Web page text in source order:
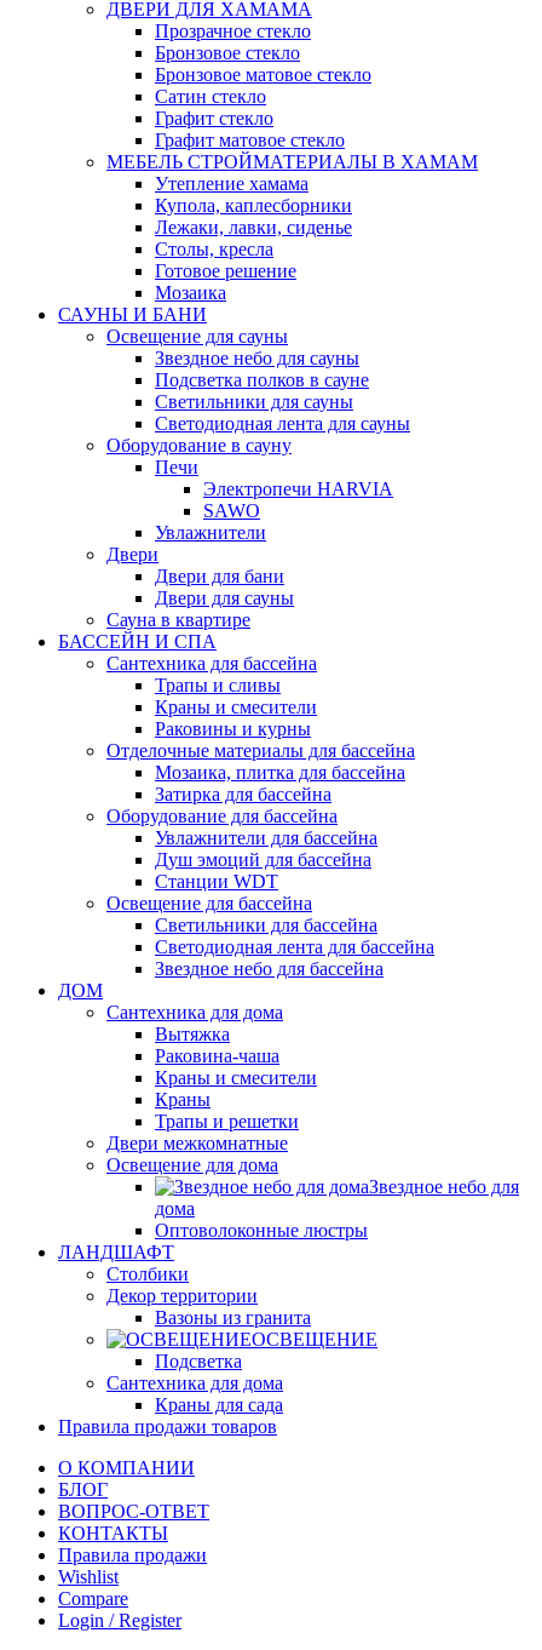
ДВЕРИ ДЛЯ ХАМАМА
Прозрачное стекло
Бронзовое стекло
Бронзовое матовое стекло
Сатин стекло
Графит стекло
Графит матовое стекло
МЕБЕЛЬ СТРОЙМАТЕРИАЛЫ В ХАМАМ
Утепление хамама
Купола, каплесборники
Лежаки, лавки, сиденье
Столы, кресла
Готовое решение
Мозаика
САУНЫ И БАНИ
Освещение для сауны
Звездное небо для сауны
Подсветка полков в сауне
Светильники для сауны
Светодиодная лента для сауны
Оборудование в сауну
Печи
Электропечи HARVIA
SAWO
Увлажнители
Двери
Двери для бани
Двери для сауны
Сауна в квартире
БАССЕЙН И СПА
Сантехника для бассейна
Трапы и сливы
Краны и смесители
Раковины и курны
Отделочные материалы для бассейна
Мозаика, плитка для бассейна
Затирка для бассейна
Оборудование для бассейна
Увлажнители для бассейна
Душ эмоций для бассейна
Станции WDT
Освещение для бассейна
Светильники для бассейна
Светодиодная лента для бассейна
Звездное небо для бассейна
ДОМ
Сантехника для дома
Вытяжка
Раковина-чаша
Краны и смесители
Краны
Трапы и решетки
Двери межкомнатные
Освещение для дома
Звездное небо для
дома
Оптоволоконные люстры
ЛАНДШАФТ
Столбики
Декор территории
Вазоны из гранита
ОСВЕЩЕНИЕ
Подсветка
Сантехника для дома
Краны для сада
Правила продажи товаров
О КОМПАНИИ
БЛОГ
ВОПРОС-ОТВЕТ
КОНТАКТЫ
Правила продажи
Wishlist
Compare
Login / Register